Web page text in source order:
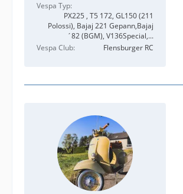
Vespa Typ
PX225 , T5 172, GL150 (211
Polossi), Bajaj 221 Gepann,Bajaj
´82 (BGM), V136Special,...
Vespa Club
Flensburger RC